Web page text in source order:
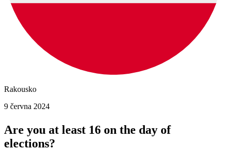
Rakousko
9 června 2024
Are you at least 16 on the day of
elections?